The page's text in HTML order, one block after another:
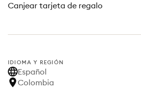
Canjear tarjeta de regalo
IDIOMA Y REGIÓN
Español
Colombia